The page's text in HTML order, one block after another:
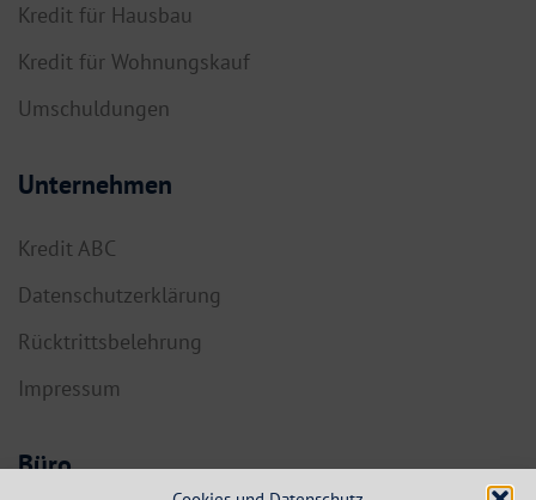
Kredit für Hausbau
Kredit für Wohnungskauf
Umschuldungen
Unternehmen
Kredit ABC
Datenschutzerklärung
Rücktrittsbelehrung
Impressum
Büro